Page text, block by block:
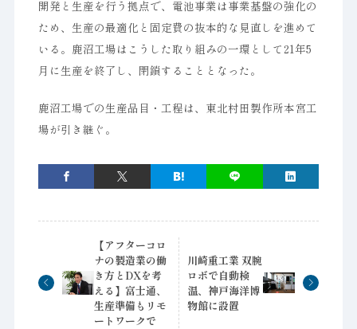
開発と生産を行う拠点で、電池事業は事業基盤の強化の
ため、生産の最適化と固定費の抜本的な見直しを進めて
いる。鹿沼工場はこうした取り組みの一環として21年5
月に生産を終了し、閉鎖することとなった。
鹿沼工場での生産品目・工程は、東北村田製作所本宮工
場が引き継ぐ。
【アフターコロ
ナの製造業の働
き方とDXを考
える】富士通、
生産準備もリモ
ートワークで
川崎重工業 双腕
ロボで自動検
温、神戸海洋博
物館に設置